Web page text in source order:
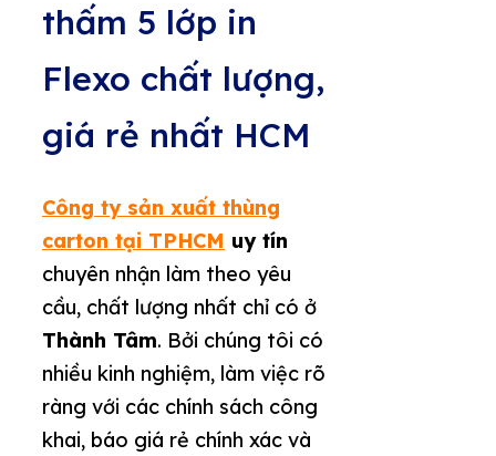
thấm 5 lớp in
Flexo chất lượng,
giá rẻ nhất HCM
Công ty sản xuất thùng
carton tại TPHCM uy tín
chuyên nhận làm theo yêu
cầu, chất lượng nhất chỉ có ở
Thành Tâm. Bởi chúng tôi có
nhiều kinh nghiệm, làm việc rõ
ràng với các chính sách công
khai, báo giá rẻ chính xác và